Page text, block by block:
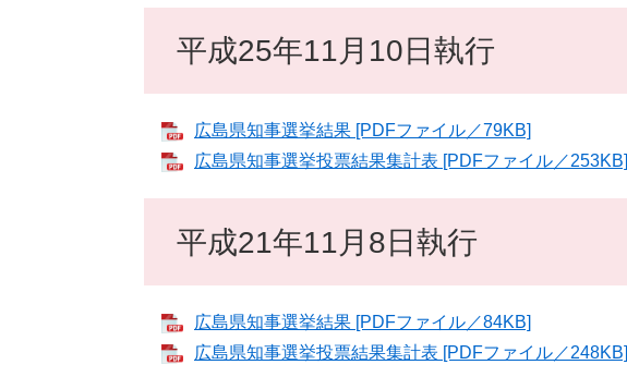
平成25年11月10日執行
広島県知事選挙結果 [PDFファイル／79KB]
広島県知事選挙投票結果集計表 [PDFファイル／253KB]
平成21年11月8日執行
広島県知事選挙結果 [PDFファイル／84KB]
広島県知事選挙投票結果集計表 [PDFファイル／248KB]